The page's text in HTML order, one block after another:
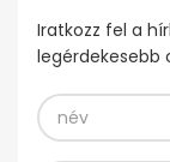
Iratkozz fel a
legérdekesebb